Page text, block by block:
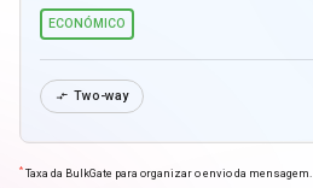
ECONÓMICO
 Two-way
* Taxa da BulkGate para organizar o envio da mensagem.